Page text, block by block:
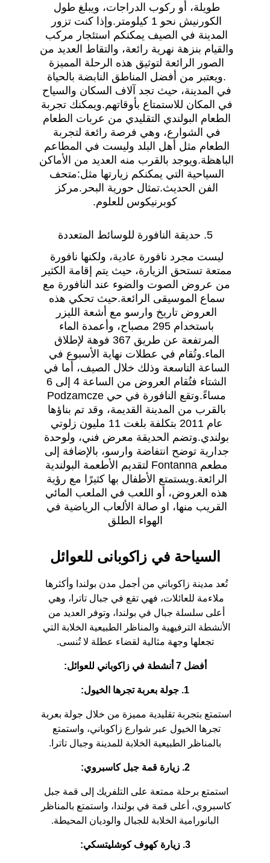
طويلة، أو ركوب الدراجات، ويبلغ طول
الكورنيش نحو 1 كيلومتر.وإذا كنت تزور
المدينة في الصيف يمكنكم استئجار مركب
والقيام بنزهة نهرية رائعة، والتقاط العديد من
الصور الرائعة لتوثيق هذه الرحلة المميزة
.ويعتبر من أفضل المناطق النابضة بالحياة
في المدينة، حيث تجد آلاف السكان والسياح
في المكان للاستمتاع بأوقاتهم.ويمكنك تجربة
الطعام البولندي التقليدي من عربات الطعام
في الشوارع، وهي فرصة رائعة لتجربة
الطعام مثل أهل البلد وليست في المطاعم
الباهظة.ويوجد بالقرب منه العديد من الأماكن
السياحية التي يمكنكم زيارتها مثل:متحف
الفن الحديث.تمثال حورية البحر.مركز
كوبرنيكوس للعلوم.
5. حديقة النافورة للوسائط المتعددة
ليست مجرد نافورة عادية، ولكنها نافورة
ممتعة تستحق الزيارة، حيث يتم إقامة الكثير
من عروض الصوت والضوء عند النافورة مع
سماع الموسيقى الرائعة.حيث تحكي هذه
العروض تاريخ وارسو مع أشعة الليزر
باستخدام 295 مصباح، وأعمدة الماء
المرتفعة عن طريق 367 فوهة لإطلاق
الماء.وتُقام في عطلات نهاية الأسبوع في
الساعة التاسعة وذلك خلال الصيف، أما في
بالقرب من المدينة القديمة، وقد تم بناؤها
عام 2011 بتكلفة بلغت 11 مليون زلوتي
بولندي.وتضم الحديقة معرض فني، ولوحدة
جدارية توضح انتفاضة وارسو، بالإضافة إلى
مطعم Fontanna لتقديم الأطعمة البولندية
الرائعة.ويستمتع الأطفال بها كثيرًا مع رؤية
هذه العروض، أو اللعب في الملعب المائي
القريب منها، او صالة الألعاب الرياضية في
الهواء الطلق
السياحة في زاكوبانى للعوائل
تُعد مدينة زاكوباني من أجمل مدن بولندا وأكثرها
ملاءمة للعائلات، فهي تقع في جبال تاترا، وهي
أعلى سلسلة جبال في بولندا، وتوفر العديد من
الأنشطة الترفيهية والمناظر الطبيعية الخلابة التي
تجعلها وجهة مثالية لقضاء عطلة لا تُنسى.
أفضل 7 أنشطة في زاكوباني للعوائل:
1. جولة بعربة تجرها الخيول:
استمتع بتجربة تقليدية مميزة من خلال جولة بعربة
تجرها الخيول عبر شوارع زاكوباني، واستمتع
بالمناظر الطبيعية الخلابة للمدينة وجبال تاترا.
2. زيارة قمة جبل كاسبروي:
استمتع برحلة ممتعة على التلفريك إلى قمة جبل
كاسبروي، أعلى قمة في بولندا، واستمتع بالمناظر
البانورامية الخلابة للجبال والوديان المحيطة.
3. زيارة كهوف كوشليتسكي: